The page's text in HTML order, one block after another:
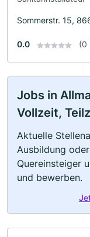
Sommerstr. 15,
0.0 (0
Jobs in
Vollzeit,
Aktuelle
Ausbildung
Quereinsteiger
und bewerben.